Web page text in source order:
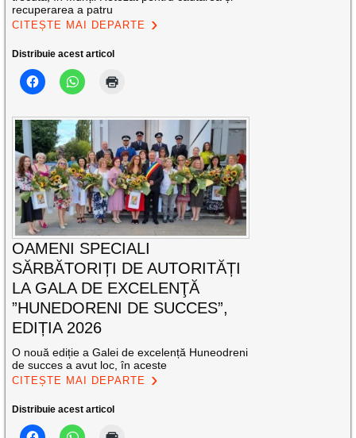
recuperarea a patru
CITEȘTE MAI DEPARTE
Distribuie acest articol
OAMENI SPECIALI
SĂRBĂTORIȚI DE AUTORITĂȚI
LA GALA DE EXCELENŢĂ
”HUNEDORENI DE SUCCES”,
EDIȚIA 2026
O nouă ediție a Galei de excelență Huneodreni
de succes a avut loc, în aceste
CITEȘTE MAI DEPARTE
Distribuie acest articol